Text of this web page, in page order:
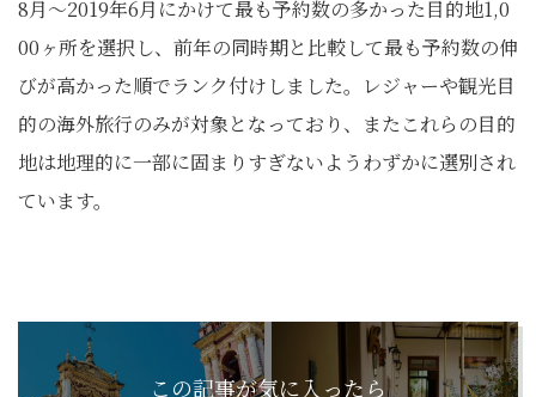
8月～2019年6月にかけて最も予約数の多かった目的地1,0
00ヶ所を選択し、前年の同時期と比較して最も予約数の伸
びが高かった順でランク付けしました。レジャーや観光目
的の海外旅行のみが対象となっており、またこれらの目的
地は地理的に一部に固まりすぎないようわずかに選別され
ています。
この記事が気に入ったら